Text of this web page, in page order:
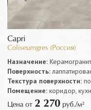
Capri
Coliseumgres (Россия)
Назначение:
Поверхность:
Текстура поверхности:
Помещение: коридор,
Цена от 2 270 руб./м²